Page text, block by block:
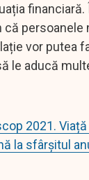
financiară.
că persoanele
vor putea
le aducă
2021.
la sfârșitul